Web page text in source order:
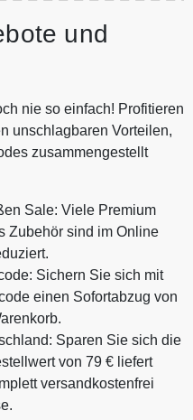
und
nie so einfach! Profitieren
unschlagbaren Vorteilen,
zusammengestellt
Sale: Viele Premium
Zubehör sind im Online
Sichern Sie sich mit
einen Sofortabzug von
Sparen Sie sich die
von 79 € liefert
versandkostenfrei